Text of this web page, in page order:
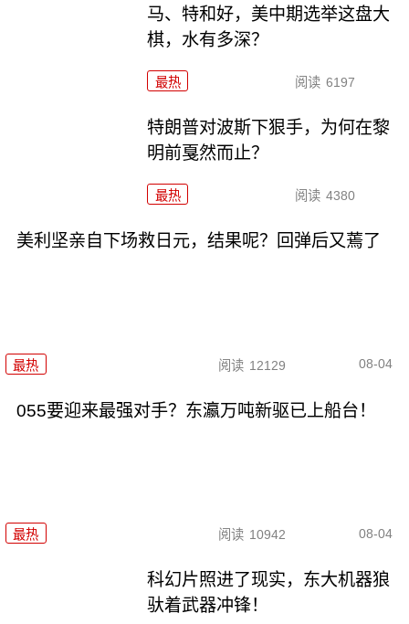
马、特和好，美中期选举这盘大
棋，水有多深？
最热 阅读 6197
特朗普对波斯下狠手，为何在黎
明前戛然而止？
最热 阅读 4380
美利坚亲自下场救日元，结果呢？回弹后又蔫了
最热 阅读 12129 08-04
055要迎来最强对手？东瀛万吨新驱已上船台！
最热 阅读 10942 08-04
科幻片照进了现实，东大机器狼
驮着武器冲锋！